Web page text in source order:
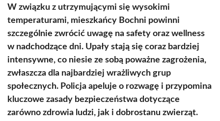
W związku z utrzymującymi się wysokimi
temperaturami, mieszkańcy Bochni powinni
szczególnie zwrócić uwagę na safety oraz wellness
w nadchodzące dni. Upały stają się coraz bardziej
intensywne, co niesie ze sobą poważne zagrożenia,
zwłaszcza dla najbardziej wrażliwych grup
społecznych. Policja apeluje o rozwagę i przypomina
kluczowe zasady bezpieczeństwa dotyczące
zarówno zdrowia ludzi, jak i dobrostanu zwierząt.